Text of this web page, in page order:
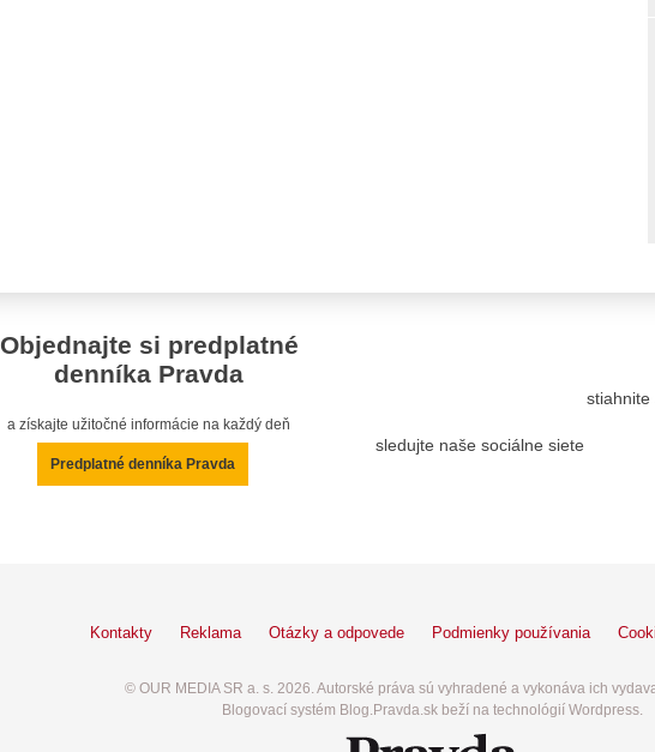
Objednajte si predplatné
denníka Pravda
a získajte užitočné informácie na každý deň
Predplatné denníka Pravda
sledujte naše sociálne siete
stiahnite
Kontakty Reklama Otázky a odpovede Podmienky používania
© OUR MEDIA SR a. s. 2026. Autorské práva sú vyhradené a vykonáva ich
Blogovací systém Blog.Pravda.sk beží na technológií Wordpress.